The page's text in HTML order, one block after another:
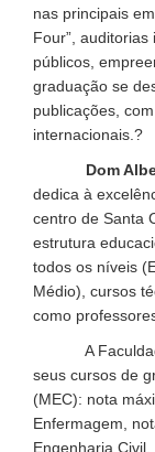
nas principais
Four”,
públicos,
graduação se
publicações,
internacionais.?
Dom
dedica à
centro de Santa
estrutura
todos os níveis
Médio), cursos
como
A Faculdade
seus cursos de
(MEC): nota
Enfermagem,
Engenharia